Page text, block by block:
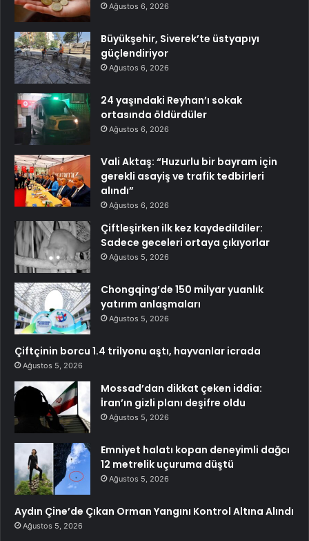
Ağustos 6, 2026
Büyükşehir, Siverek’te üstyapıyı
güçlendiriyor
Ağustos 6, 2026
24 yaşındaki Reyhan’ı sokak
ortasında öldürdüler
Ağustos 6, 2026
Vali Aktaş: “Huzurlu bir bayram için
gerekli asayiş ve trafik tedbirleri
alındı”
Ağustos 6, 2026
Çiftleşirken ilk kez kaydedildiler:
Sadece geceleri ortaya çıkıyorlar
Ağustos 5, 2026
Chongqing’de 150 milyar yuanlık
yatırım anlaşmaları
Ağustos 5, 2026
Çiftçinin borcu 1.4 trilyonu aştı, hayvanlar icrada
Ağustos 5, 2026
Mossad’dan dikkat çeken iddia:
İran’ın gizli planı deşifre oldu
Ağustos 5, 2026
Emniyet halatı kopan deneyimli dağcı
12 metrelik uçuruma düştü
Ağustos 5, 2026
Aydın Çine’de Çıkan Orman Yangını Kontrol Altına Alındı
Ağustos 5, 2026